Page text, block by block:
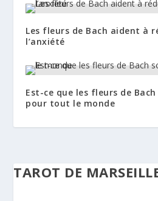
Les fleurs de Bach aident à
l’anxiété
Est-ce que les fleurs de
pour tout le monde
TAROT DE